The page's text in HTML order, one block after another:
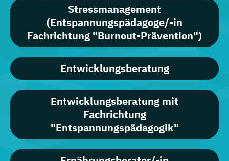
Stressmanagement
(Entspannungspädagoge/-in
Fachrichtung "Burnout-Prävention")
Entwicklungsberatung
Entwicklungsberatung mit
Fachrichtung
"Entspannungspädagogik"